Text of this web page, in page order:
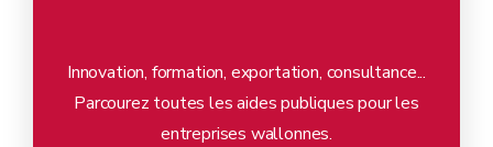
Innovation, formation, exportation, consultance...
Parcourez toutes les aides publiques pour les
entreprises wallonnes.